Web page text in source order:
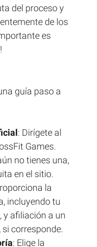
del proceso y
de los
es
guía paso a
: Dirígete al
Games.
no tienes una,
en el sitio.
la
incluyendo tu
y afiliación a un
corresponde.
: Elige la